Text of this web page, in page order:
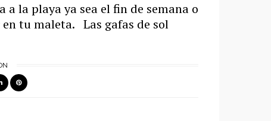
la playa ya sea el fin de semana o
en tu maleta. Las gafas de sol